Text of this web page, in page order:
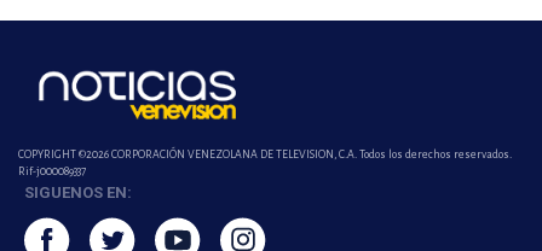
COPYRIGHT ©2026 CORPORACIÓN VENEZOLANA DE TELEVISION, C.A. Todos los derechos reservados.
Rif-j000089337
SIGUENOS EN: